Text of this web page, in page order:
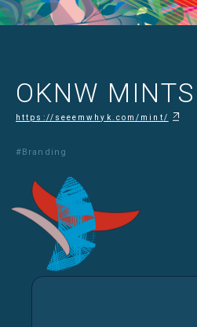
OKNW
https://seeemwhyk.com/mint/
#Branding